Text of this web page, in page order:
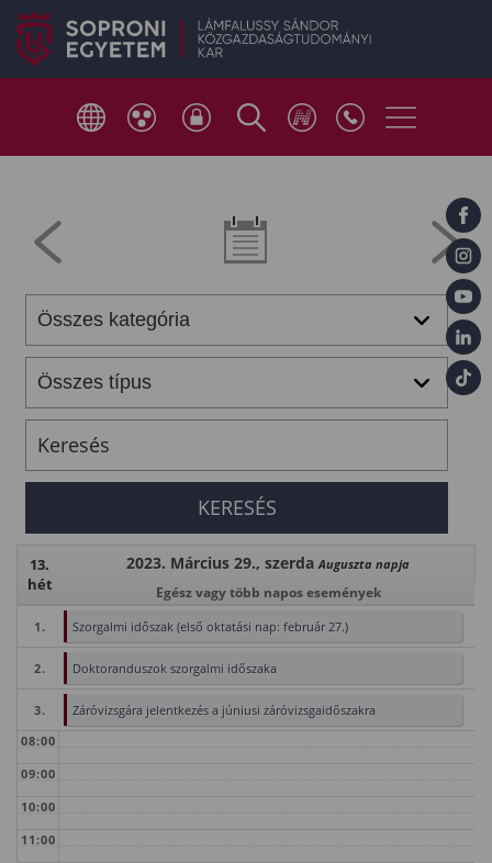
13.
hét
2023. Március 29., szerdaAuguszta napja
Egész vagy több napos események
1. Szorgalmi időszak (első oktatási nap: február 27.)
2. Doktoranduszok szorgalmi időszaka
3.
Záróvizsgára jelentkezés a júniusi záróvizsgaidőszakra
08:00
09:00
10:00
11:00